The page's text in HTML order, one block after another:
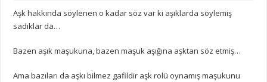
için
Aşk hakkında söylenen o kadar söz var ki aşıklarda söylemiş
sadıklar da…
Bazen aşık maşukuna, bazen maşuk aşığına aşktan söz etmiş…
Ama bazıları da aşkı bilmez gafildir aşk rolü oynamış maşukunu